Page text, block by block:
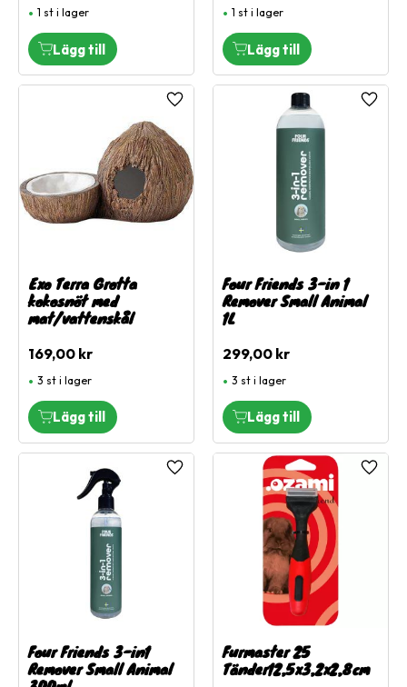
1 st i lager 1 st i lager
Exo Terra Grotta
kokosnöt med
mat/vattenskål
169,00 kr
Lägg till i favoriter
3 st i lager
Four Friends 3-in 1
Remover Small Animal
1L
299,00 kr
Lägg
3 st i lager
Four Friends 3-in1
Remover Small Animal
Lägg till i favoriter
Furmaster 25
Tänder12,5x3,2x2,8cm
Lägg